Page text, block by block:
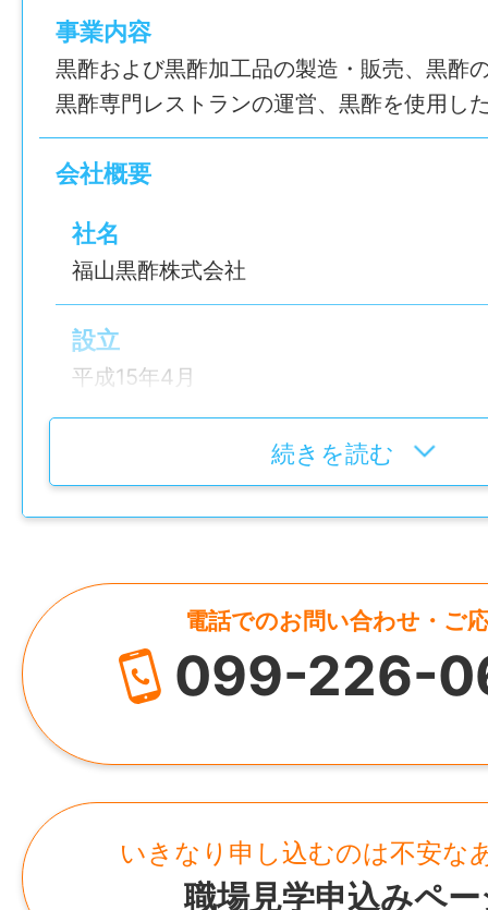
【 おすすめPOINT3選 】
[1] 伝統製法を守る “職人” として働ける！
大量生産ではなく、人の手で品質を守る仕
「製品管理課」「生産管理課」「商品事業
験しながら、黒酢づくりの基礎から丁寧に
[3] 転勤なし！霧島で腰を据えて働ける！
再雇用制度は70歳まで。地元・鹿児島で長
機械による大量生産ではなく、人の手を大
行っており、黒酢の仕込みから品質管理、
荷作業まで幅広く担当します。
季節や気温によって状態が変わるため、毎
“生きている発酵” を相手にする面白さが、
はの魅力ですよ！
事業内容
黒酢および黒酢加工品の製造・販売、黒酢
黒酢専門レストランの運営、黒酢を使用し
会社概要
社名
福山黒酢株式会社
設立
平成15年4月
代表取締役 津曲 晋作
10,000,000円
https://www.kakuida.com/
所在地
鹿児島県霧島市福山町福山2888番地
続きを読む
電話でのお問い合わせ・ご
099-226-
いきなり申し込むのは不安な
職場見学申込みペ